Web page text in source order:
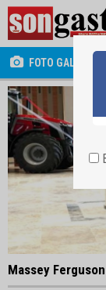
FOTO GALERİ
Massey